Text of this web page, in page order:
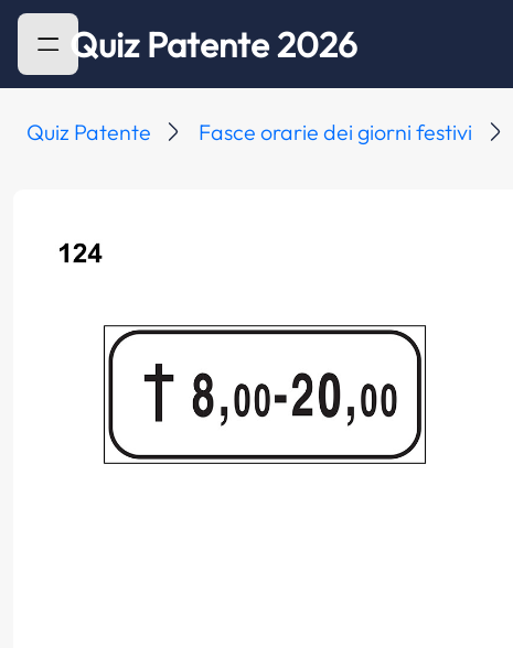
Quiz Patente 2026
Quiz Patente Fasce orarie dei giorni festivi